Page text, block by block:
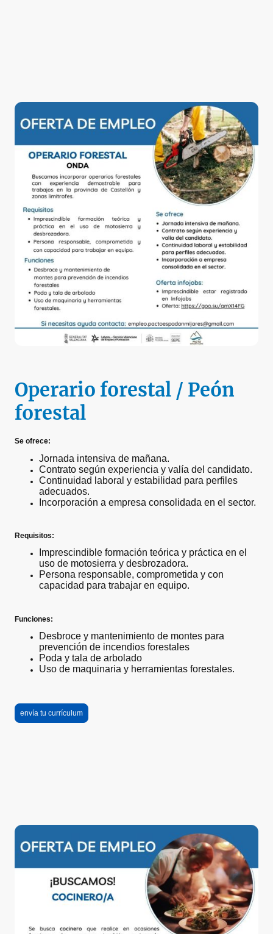
Operario forestal / Peón
forestal
Se ofrece:
Jornada intensiva de mañana.
Contrato según experiencia y valía del candidato.
Continuidad laboral y estabilidad para perfiles
adecuados.
Incorporación a empresa consolidada en el sector.
Requisitos:
Imprescindible formación teórica y práctica en el
uso de motosierra y desbrozadora.
Persona responsable, comprometida y con
capacidad para trabajar en equipo.
Funciones:
Desbroce y mantenimiento de montes para
prevención de incendios forestales
Poda y tala de arbolado
Uso de maquinaria y herramientas forestales.
envía tu currículum